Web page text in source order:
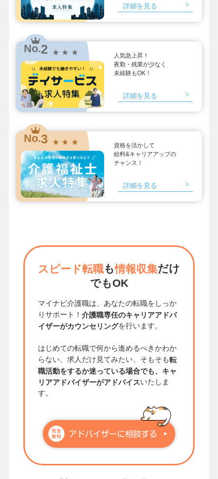
詳細を見る
No.2 ★ ★ ★
人気急上昇！
夜勤・残業が少なく
未経験もOK！
詳細を見る
No.3 ★ ★ ★
資格を活かして
給料&キャリアアップの
チャンス！
詳細を見る
スピード転職も情報収集だけ
でもOK
マイナビ介護職は、あなたの転職をしっか
りサポート！ 介護職専任のキャリアアドバ
イザーがカウンセリングを行います。
はじめての転職で何から進めるべきかわか
らない、求人だけ見てみたい、そもそも転
職活動をするか迷っている場合でも、キャ
リアアドバイザーがアドバイスいたしま
す。